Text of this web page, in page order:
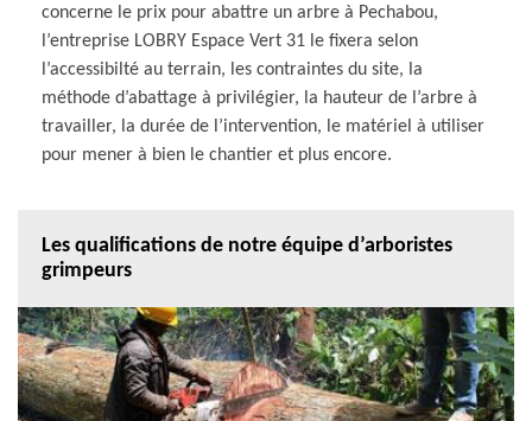
concerne le prix pour abattre un arbre à Pechabou,
l’entreprise LOBRY Espace Vert 31 le fixera selon
l’accessibilté au terrain, les contraintes du site, la
méthode d’abattage à privilégier, la hauteur de l’arbre à
travailler, la durée de l’intervention, le matériel à utiliser
pour mener à bien le chantier et plus encore.
Les qualifications de notre équipe d’arboristes
grimpeurs